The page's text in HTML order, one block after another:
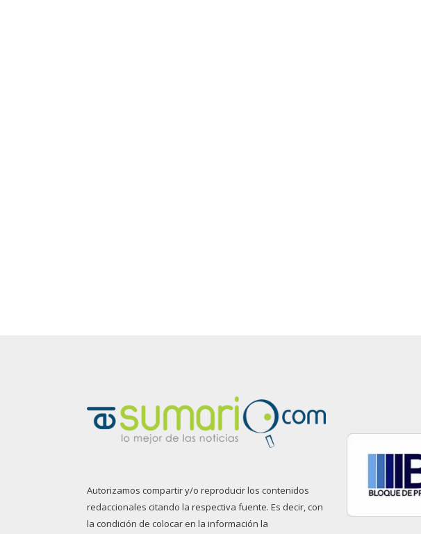
Autorizamos compartir y/o reproducir los contenidos
redaccionales citando la respectiva fuente. Es decir, con
la condición de colocar en la información la